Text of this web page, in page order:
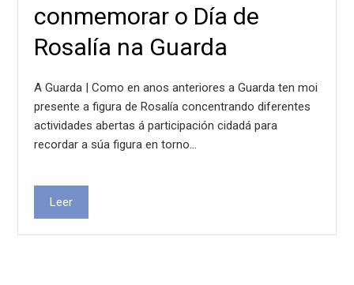
conmemorar o Día de
Rosalía na Guarda
A Guarda | Como en anos anteriores a Guarda ten moi
presente a figura de Rosalía concentrando diferentes
actividades abertas á participación cidadá para
recordar a súa figura en torno…
Leer